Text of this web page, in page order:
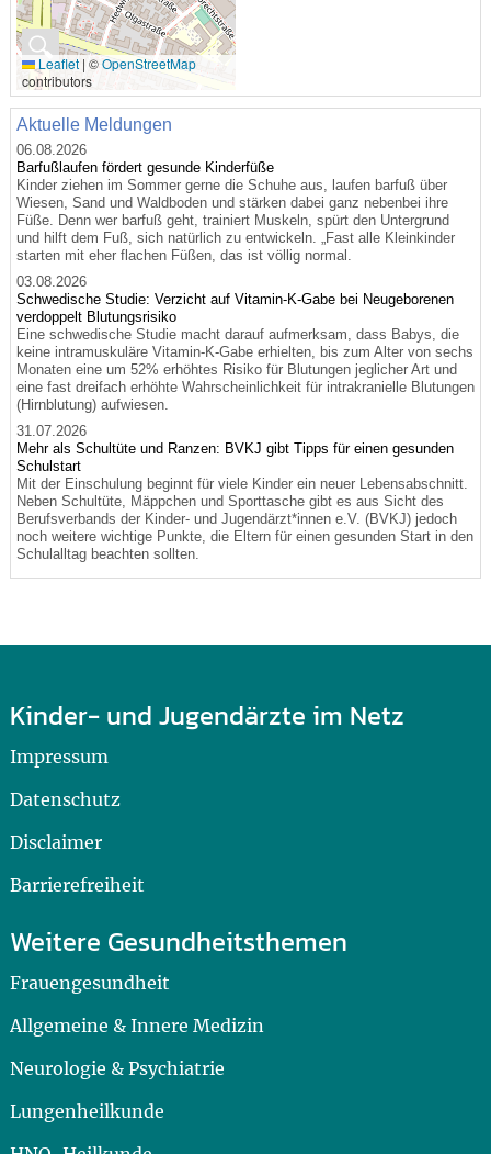
🔍
Leaflet | ©OpenStreetMap
contributors
Aktuelle Meldungen
06.08.2026
Barfußlaufen fördert gesunde Kinderfüße
Kinder ziehen im Sommer gerne die Schuhe aus, laufen barfuß über
Wiesen, Sand und Waldboden und stärken dabei ganz nebenbei ihre
Füße. Denn wer barfuß geht, trainiert Muskeln, spürt den Untergrund
und hilft dem Fuß, sich natürlich zu entwickeln. „Fast alle Kleinkinder
starten mit eher flachen Füßen, das ist völlig normal.
03.08.2026
Schwedische Studie: Verzicht auf Vitamin-K-Gabe bei Neugeborenen
verdoppelt Blutungsrisiko
Eine schwedische Studie macht darauf aufmerksam, dass Babys, die
keine intramuskuläre Vitamin-K-Gabe erhielten, bis zum Alter von sechs
Monaten eine um 52% erhöhtes Risiko für Blutungen jeglicher Art und
eine fast dreifach erhöhte Wahrscheinlichkeit für intrakranielle Blutungen
(Hirnblutung) aufwiesen.
31.07.2026
Mehr als Schultüte und Ranzen: BVKJ gibt Tipps für einen gesunden
Schulstart
Mit der Einschulung beginnt für viele Kinder ein neuer Lebensabschnitt.
Neben Schultüte, Mäppchen und Sporttasche gibt es aus Sicht des
Berufsverbands der Kinder- und Jugendärzt*innen e.V. (BVKJ) jedoch
noch weitere wichtige Punkte, die Eltern für einen gesunden Start in den
Schulalltag beachten sollten.
Kinder- und Jugendärzte im Netz
Impressum
Datenschutz
Disclaimer
Barrierefreiheit
Weitere Gesundheitsthemen
Frauengesundheit
Allgemeine & Innere Medizin
Neurologie & Psychiatrie
Lungenheilkunde